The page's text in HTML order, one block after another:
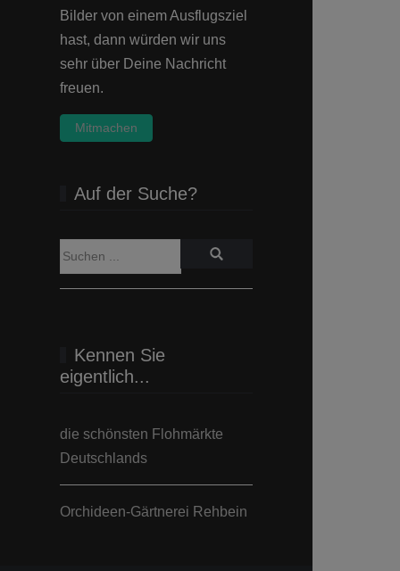
Bilder von einem Ausflugsziel
hast, dann würden wir uns
sehr über Deine Nachricht
freuen.
Mitmachen
Auf der Suche?
Kennen Sie
eigentlich...
die schönsten Flohmärkte
Deutschlands
Orchideen-Gärtnerei Rehbein